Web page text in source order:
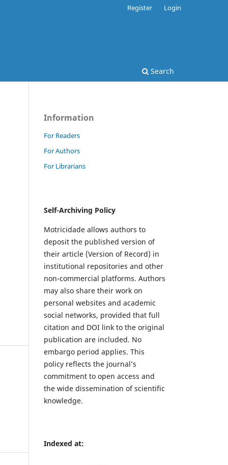
Search
Register Login
Information
For Readers
For Authors
For Librarians
Self-Archiving Policy
Motricidade allows authors to
deposit the published version of
their article (Version of Record) in
institutional repositories and other
non-commercial platforms. Authors
may also share their work on
personal websites and academic
social networks, provided that full
citation and DOI link to the original
publication are included. No
embargo period applies. This
policy reflects the journal’s
commitment to open access and
the wide dissemination of scientific
knowledge.
Indexed at: